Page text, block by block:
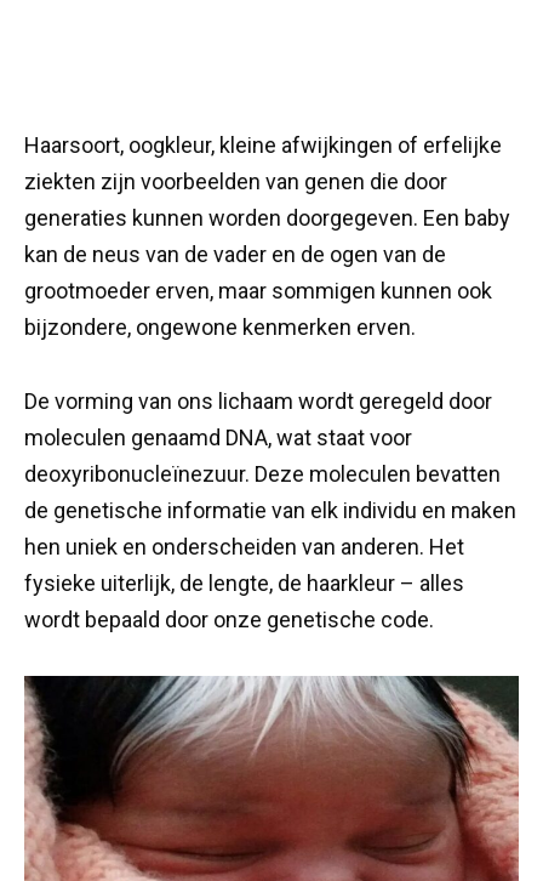
Haarsoort, oogkleur, kleine afwijkingen of erfelijke
ziekten zijn voorbeelden van genen die door
generaties kunnen worden doorgegeven. Een baby
kan de neus van de vader en de ogen van de
grootmoeder erven, maar sommigen kunnen ook
bijzondere, ongewone kenmerken erven.
De vorming van ons lichaam wordt geregeld door
moleculen genaamd DNA, wat staat voor
deoxyribonucleïnezuur. Deze moleculen bevatten
de genetische informatie van elk individu en maken
hen uniek en onderscheiden van anderen. Het
fysieke uiterlijk, de lengte, de haarkleur – alles
wordt bepaald door onze genetische code.